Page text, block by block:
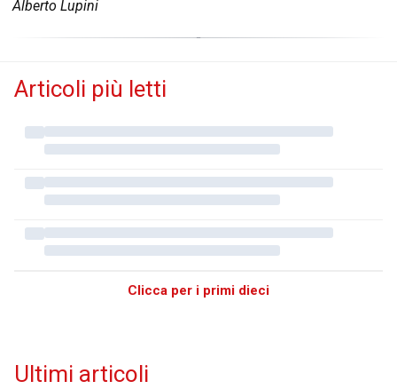
Alberto Lupini
Articoli più letti
Clicca per i primi dieci
Ultimi articoli